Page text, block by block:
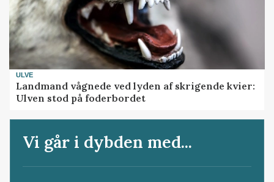
ULVE
Landmand vågnede ved lyden af skrigende kvier:
Ulven stod på foderbordet
Vi går i dybden med...